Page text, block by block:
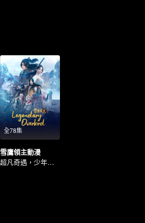
全78集
雪鷹領主動漫
超凡奇遇，少年逆境重生